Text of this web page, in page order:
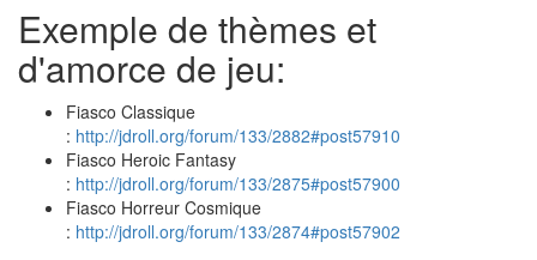
Exemple de thèmes et
d'amorce de jeu:
Fiasco Classique
: http://jdroll.org/forum/133/2882#post57910
Fiasco Heroic Fantasy
: http://jdroll.org/forum/133/2875#post57900
Fiasco Horreur Cosmique
: http://jdroll.org/forum/133/2874#post57902